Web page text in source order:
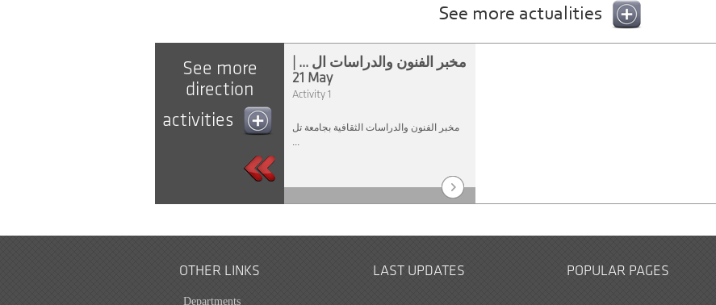
See more actualities
See more
direction
activities
مخبر الفنون والدراسات ال ... |
21 May
Activity 1
مخبر الفنون والدراسات الثقافية بجامعة تل
...
OTHER LINKS
Departments
LAST UPDATES POPULAR PAGES